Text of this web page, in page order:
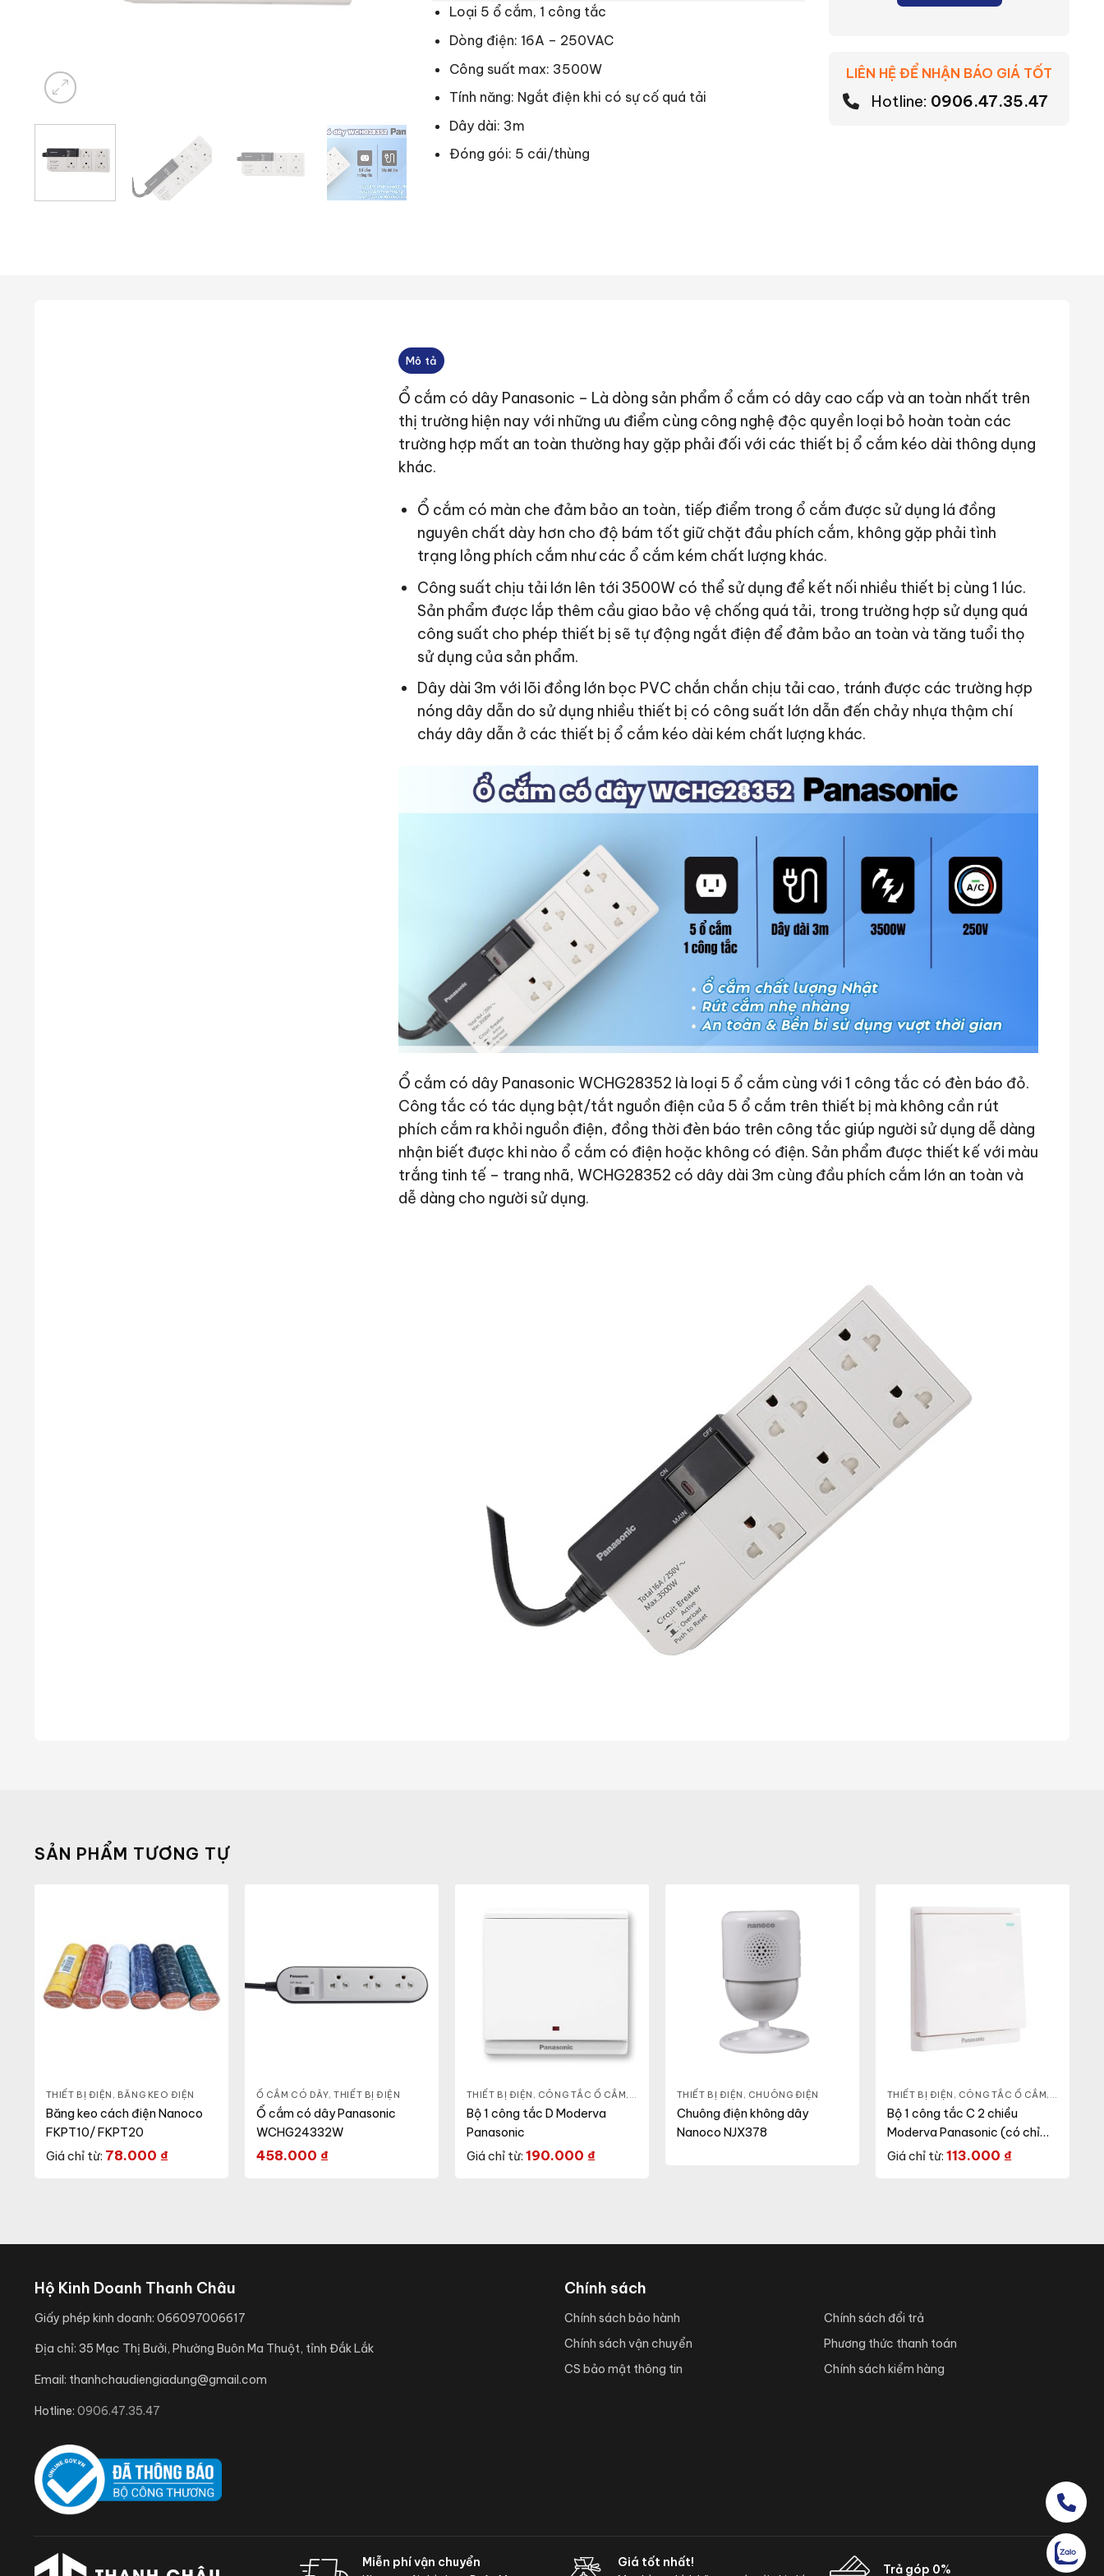
Loại 5 ổ cắm, 1 công tắc
Dòng điện: 16A – 250VAC
Công suất max: 3500W
Tính năng: Ngắt điện khi có sự cố quá tải
Dây dài: 3m
Đóng gói: 5 cái/thùng
LIÊN HỆ ĐỂ NHẬN BÁO GIÁ TỐT
Hotline: 0906.47.35.47
Mô tả
Ổ cắm có dây Panasonic – Là dòng sản phẩm ổ cắm có dây cao cấp và an toàn nhất trên
thị trường hiện nay với những ưu điểm cùng công nghệ độc quyền loại bỏ hoàn toàn các
trường hợp mất an toàn thường hay gặp phải đối với các thiết bị ổ cắm kéo dài thông dụng
khác.
Ổ cắm có màn che đảm bảo an toàn, tiếp điểm trong ổ cắm được sử dụng lá đồng
nguyên chất dày hơn cho độ bám tốt giữ chặt đầu phích cắm, không gặp phải tình
trạng lỏng phích cắm như các ổ cắm kém chất lượng khác.
Công suất chịu tải lớn lên tới 3500W có thể sử dụng để kết nối nhiều thiết bị cùng 1 lúc.
Sản phẩm được lắp thêm cầu giao bảo vệ chống quá tải, trong trường hợp sử dụng quá
công suất cho phép thiết bị sẽ tự động ngắt điện để đảm bảo an toàn và tăng tuổi thọ
sử dụng của sản phẩm.
Dây dài 3m với lõi đồng lớn bọc PVC chắn chắn chịu tải cao, tránh được các trường hợp
nóng dây dẫn do sử dụng nhiều thiết bị có công suất lớn dẫn đến chảy nhựa thậm chí
cháy dây dẫn ở các thiết bị ổ cắm kéo dài kém chất lượng khác.
Ổ cắm có dây Panasonic WCHG28352 là loại 5 ổ cắm cùng với 1 công tắc có đèn báo đỏ.
Công tắc có tác dụng bật/tắt nguồn điện của 5 ổ cắm trên thiết bị mà không cần rút
phích cắm ra khỏi nguồn điện, đồng thời đèn báo trên công tắc giúp người sử dụng dễ dàng
nhận biết được khi nào ổ cắm có điện hoặc không có điện. Sản phẩm được thiết kế với màu
trắng tinh tế – trang nhã, WCHG28352 có dây dài 3m cùng đầu phích cắm lớn an toàn và
dễ dàng cho người sử dụng.
SẢN PHẨM TƯƠNG TỰ
THIẾT BỊ ĐIỆN , BĂNG KEO ĐIỆN
Băng keo cách điện Nanoco
FKPT10/ FKPT20
Giá chỉ từ: 78.000 ₫
Ổ CẮM CÓ DÂY,THIẾT BỊ ĐIỆN
Ổ cắm có dây Panasonic
WCHG24332W
458.000 ₫
THIẾT BỊ ĐIỆN , CÔNG TẮC Ổ CẮM, DÒNG MODERVA
Bộ 1 công tắc D Moderva
Panasonic
Giá chỉ từ: 190.000 ₫
THIẾT BỊ ĐIỆN , CHUÔNG ĐIỆN
Chuông điện không dây
Nanoco NJX378
THIẾT BỊ ĐIỆN , CÔNG TẮC Ổ CẮM, DÒNG
Bộ 1 công tắc C 2 chiều
Moderva Panasonic (có chỉ
báo)
Giá chỉ từ: 113.000 ₫
Hộ Kinh Doanh Thanh Châu
Giấy phép kinh doanh: 066097006617
Địa chỉ: 35 Mạc Thị Bưởi, Phường Buôn Ma Thuột, tỉnh Đắk Lắk
Email: thanhchaudiengiadung@gmail.com
Hotline: 0906.47.35.47
Chính sách
Chính sách bảo hành
Chính sách vận chuyển
CS bảo mật thông tin
Chính sách đổi trả
Phương thức thanh toán
Chính sách kiểm hàng
Miễn phí vận chuyển Giá tốt nhất! Trả góp 0%